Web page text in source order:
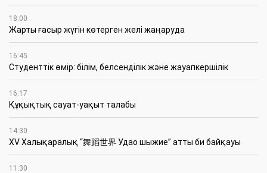
18:00
Жарты ғасыр жүгін көтерген желі жаңаруда
16:45
Студенттік өмір: білім, белсенділік және жауапкершілік
16:17
Құқықтық сауат-уақыт талабы
14:30
XV Халықаралық “舞蹈世界 Удао шыжие” атты би байқауы
11:30